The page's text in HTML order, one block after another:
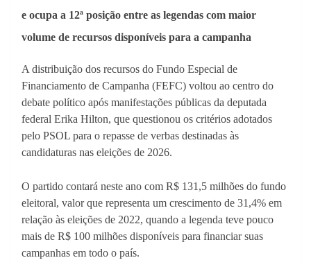
e ocupa a 12ª posição entre as legendas com maior
volume de recursos disponíveis para a campanha
A distribuição dos recursos do Fundo Especial de
Financiamento de Campanha (FEFC) voltou ao centro do
debate político após manifestações públicas da deputada
federal Erika Hilton, que questionou os critérios adotados
pelo PSOL para o repasse de verbas destinadas às
candidaturas nas eleições de 2026.
O partido contará neste ano com R$ 131,5 milhões do fundo
eleitoral, valor que representa um crescimento de 31,4% em
relação às eleições de 2022, quando a legenda teve pouco
mais de R$ 100 milhões disponíveis para financiar suas
campanhas em todo o país.